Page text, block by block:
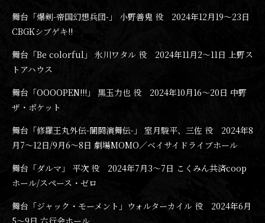
舞台「爆剣-帝国幻想兵団-」 小野善鬼 役 2024年12月19〜23日
CBGKシブゲキ!!
舞台「Be colorful」 氷川ワタル 役 2024年11月2〜11日 上野ス
トアハウス
舞台「OOOOPEN!!!」 黒玉力也 役 2024年10月16〜20日 中野
ザ・ポケット
舞台「修羅王丸外伝-闇闘演舞伝-」 室月駿平、三佐 役 2024年8
月7〜12日/9月6〜8日 劇場MOMO／ベイサイドライブホール
舞台「ダルマ」 平次 役 2024年7月3〜7日 こくみん共済coop
ホール/スペース・ゼロ
舞台「ジャック・モーメント」ウォルターカイル 役 2024年6月
5〜9日 六行会ホール